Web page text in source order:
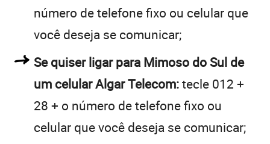
número de telefone fixo ou celular que
você deseja se comunicar;
Se quiser ligar para Mimoso do Sul de
um celular Algar Telecom:tecle 012 +
28 + o número de telefone fixo ou
celular que você deseja se comunicar;